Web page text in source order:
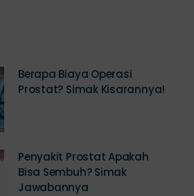
Berapa Biaya Operasi
Prostat? Simak Kisarannya!
Penyakit Prostat Apakah
Bisa Sembuh? Simak
Jawabannya